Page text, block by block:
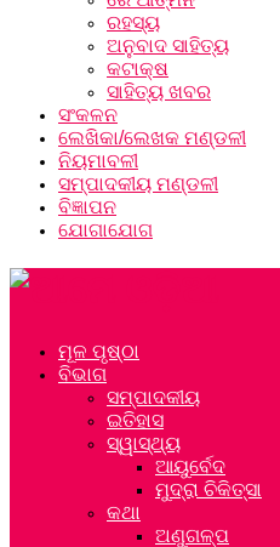
ରହସ୍ୟ
ଅନୁବାଦ ସାହିତ୍ୟ
କଟାକ୍ଷ
ସାହିତ୍ୟ ଖବର
ସଂକଳନ
ଲେଖିକା/ଲେଖକ ମଣ୍ଡଳୀ
ନିୟମାବଳୀ
ସମ୍ପାଦକୀୟ ମଣ୍ଡଳୀ
ବିଜ୍ଞାପନ
ଯୋଗାଯୋଗ
ମୂଳ ପୃଷ୍ଠା
ବିଭାଗ
ସମ୍ପାଦକୀୟ
ଇତିହାସ
ସ୍ୱାସ୍ଥ୍ୟ
ଆୟୁର୍ବେଦ
ମୁଦ୍ରା ଚିକିତ୍ସା
କଥା
ଅଣୁଗଳ୍ପ